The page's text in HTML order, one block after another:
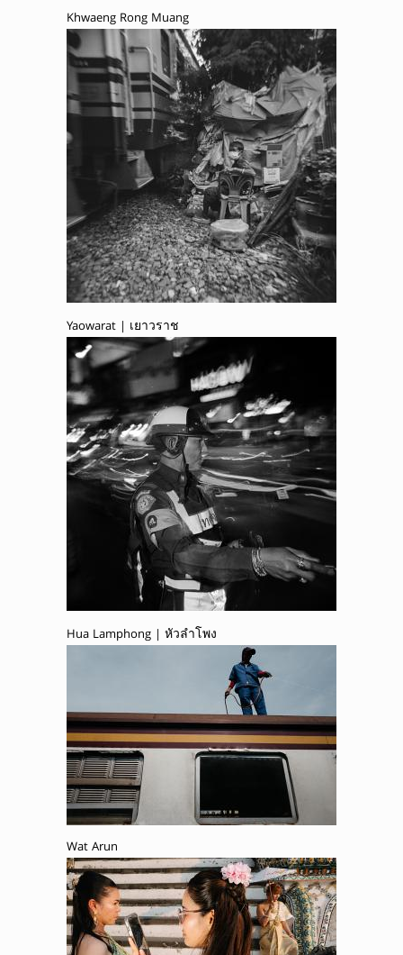
Khwaeng Rong Muang
Yaowarat | เยาวราช
Hua Lamphong | หัวลำโพง
Wat Arun